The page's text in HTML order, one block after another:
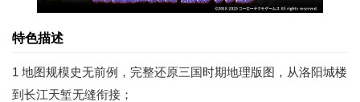
特色描述
1 地图规模史无前例，完整还原三国时期地理版图，从洛阳城楼
到长江天堑无缝衔接；